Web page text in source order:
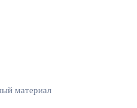
материал